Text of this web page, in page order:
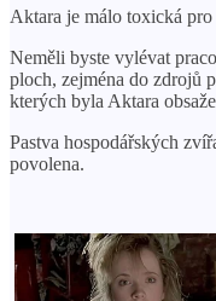
Aktara je málo toxická
Neměli byste vylévat
ploch, zejména do zdrojů
kterých byla Aktara
Pastva hospodářských
povolena.